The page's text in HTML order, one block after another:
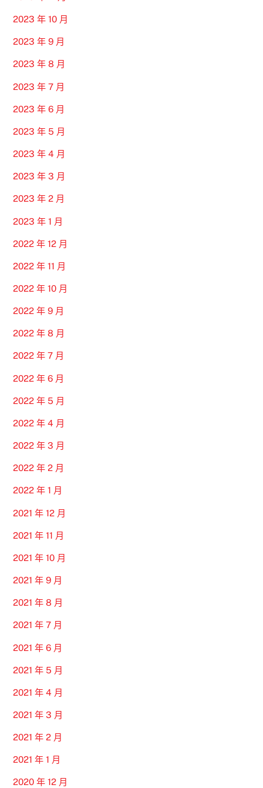
2023 年 10 月
2023 年 9 月
2023 年 8 月
2023 年 7 月
2023 年 6 月
2023 年 5 月
2023 年 4 月
2023 年 3 月
2023 年 2 月
2023 年 1 月
2022 年 12 月
2022 年 11 月
2022 年 10 月
2022 年 9 月
2022 年 8 月
2022 年 7 月
2022 年 6 月
2022 年 5 月
2022 年 4 月
2022 年 3 月
2022 年 2 月
2022 年 1 月
2021 年 12 月
2021 年 11 月
2021 年 10 月
2021 年 9 月
2021 年 8 月
2021 年 7 月
2021 年 6 月
2021 年 5 月
2021 年 4 月
2021 年 3 月
2021 年 2 月
2021 年 1 月
2020 年 12 月